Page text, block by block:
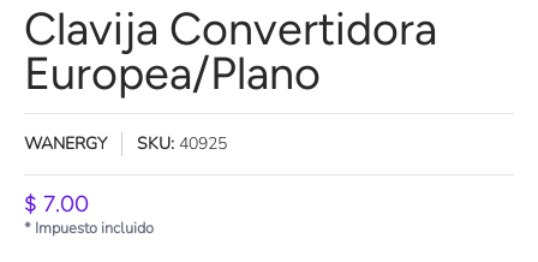
Clavija Convertidora
Europea/Plano
WANERGY SKU: 40925
$ 7.00
* Impuesto incluido